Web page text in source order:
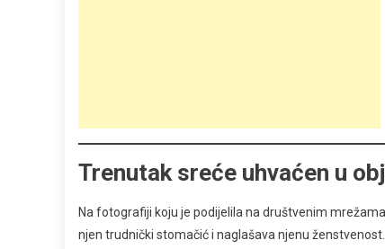
Trenutak sreće uhvaćen u
Na fotografiji koju je podijelila na društvenim
njen trudnički stomačić i naglašava njenu